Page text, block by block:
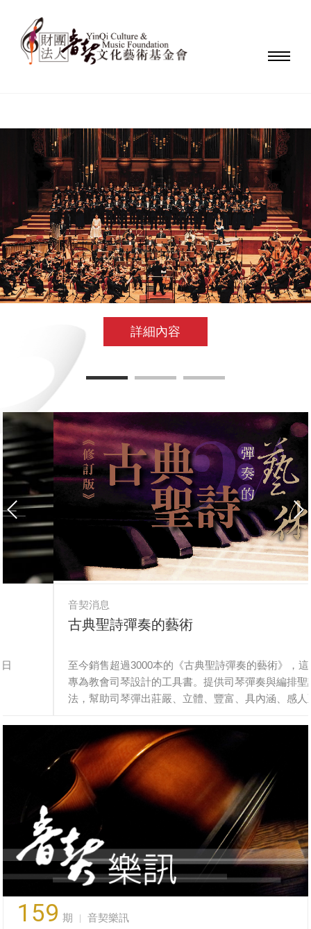
詳細內容
古典聖詩彈奏的藝術
至今銷售超過3000本的《古典聖詩彈奏的藝術》，這是一本
專為教會司琴設計的工具書。提供司琴彈奏與編排聖詩的方
法，幫助司琴彈出莊嚴、立體、豐富、具內涵、感人至深的
159 期 音契樂訊